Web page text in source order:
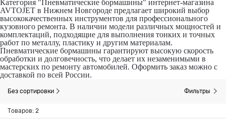
Категория "Пневматические бормашины" интернет-магазина
AVTOJET в Нижнем Новгороде предлагает широкий выбор
высококачественных инструментов для профессионального
кузовного ремонта. В наличии модели различных мощностей и
комплектаций, подходящие для выполнения тонких и точных
работ по металлу, пластику и другим материалам.
Пневматические бормашины гарантируют высокую скорость
обработки и долговечность, что делает их незаменимыми в
мастерских по ремонту автомобилей. Оформить заказ можно с
доставкой по всей России.
Без сортировки Фильтры
Товаров: 2